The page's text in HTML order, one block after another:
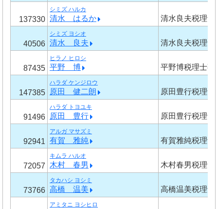
137330
シミズ ハルカ
清水 はるか 清水良夫税理士
40506
シミズ ヨシオ
清水 良夫 清水良夫税理士
87435
ヒラノ ヒロシ
平野 博 平野博税理士事
147385
ハラダ ケンジロウ
原田 健二朗 原田豊行税理士
91496
ハラダ トヨユキ
原田 豊行 原田豊行税理士
92941
アルガ マサズミ
有賀 雅純 有賀雅純税理士
72057
キムラ ハルオ
木村 春男 木村春男税理士
73766
タカハシ ヨシミ
高橋 温美 高橋温美税理士
アミタニ ヨシヒロ